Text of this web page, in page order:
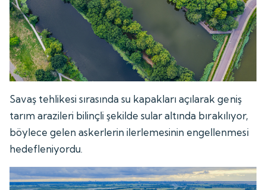
Savaş tehlikesi sırasında su kapakları açılarak geniş
tarım arazileri bilinçli şekilde sular altında bırakılıyor,
böylece gelen askerlerin ilerlemesinin engellenmesi
hedefleniyordu.